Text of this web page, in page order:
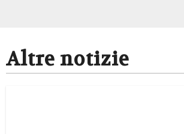
Altre notizie